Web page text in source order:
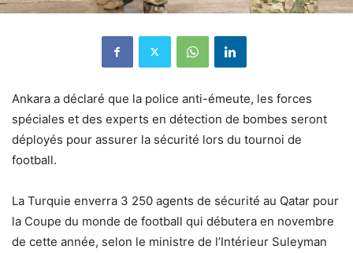
Ankara a déclaré que la police anti-émeute, les forces
spéciales et des experts en détection de bombes seront
déployés pour assurer la sécurité lors du tournoi de
football.
La Turquie enverra 3 250 agents de sécurité au Qatar pour
la Coupe du monde de football qui débutera en novembre
de cette année, selon le ministre de l’Intérieur Suleyman